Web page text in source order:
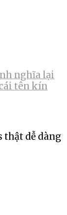
nghĩa lại
tên kín
thật dễ dàng